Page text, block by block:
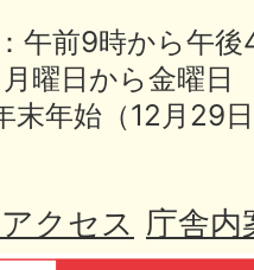
午前9時から午
曜日から金曜日
末年始（12月29
クセス 庁舎内